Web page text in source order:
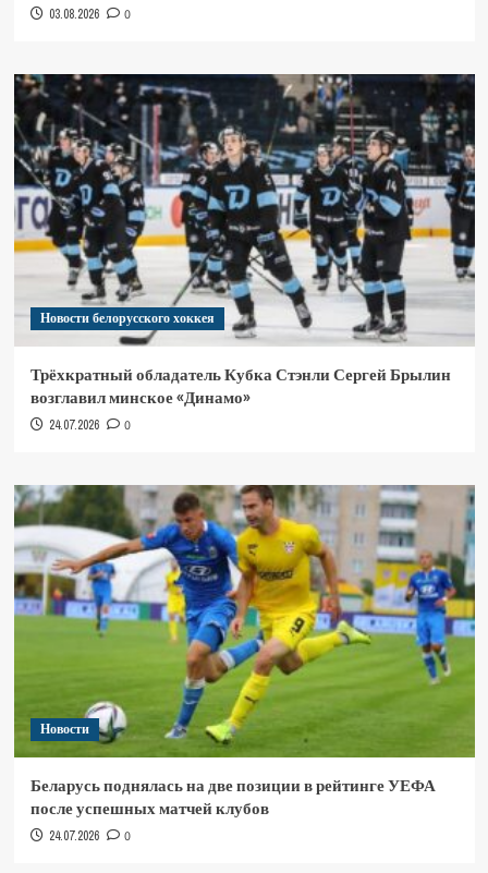
03.08.2026 0
Новости белорусского хоккея
Трёхкратный обладатель Кубка Стэнли Сергей Брылин
возглавил минское «Динамо»
24.07.2026 0
Новости
Беларусь поднялась на две позиции в рейтинге УЕФА
после успешных матчей клубов
24.07.2026 0